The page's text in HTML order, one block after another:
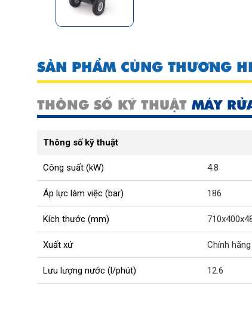
SẢN PHẨM CÙNG THƯƠNG
THÔNG SỐ KỸ THUẬT MÁY
Thông số kỹ thuật
Công suất (kW) 4.8
Áp lực làm việc (bar) 186
Kích thước (mm)
Xuất xứ Chính hãng
Lưu lượng nước (l/phút) 12.6